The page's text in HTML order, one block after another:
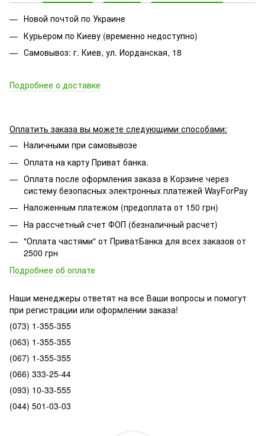
Новой почтой по Украине
Курьером по Киеву (временно недоступно)
Самовывоз: г. Киев, ул. Иорданская, 18
Подробнее о доставке
Оплатить заказа вы можете следующими способами:
Наличными при самовывозе
Оплата на карту Приват банка.
Оплата после оформления заказа в Корзине через
систему безопасных электронных платежей WayForPay
Наложенным платежом (предоплата от 150 грн)
На рассчетный счет ФОП (безналичный расчет)
"Оплата частями" от ПриватБанка для всех заказов от
2500 грн
Подробнее об оплате
Наши менеджеры ответят на все Ваши вопросы и помогут
при регистрации или оформлении заказа!
(073) 1-355-355
(063) 1-355-355
(067) 1-355-355
(066) 333-25-44
(093) 10-33-555
(044) 501-03-03